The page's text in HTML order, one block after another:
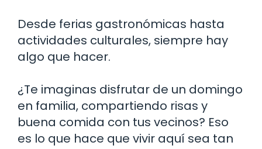
Desde ferias gastronómicas hasta
actividades culturales, siempre hay
algo que hacer.
¿Te imaginas disfrutar de un domingo
en familia, compartiendo risas y
buena comida con tus vecinos? Eso
es lo que hace que vivir aquí sea tan